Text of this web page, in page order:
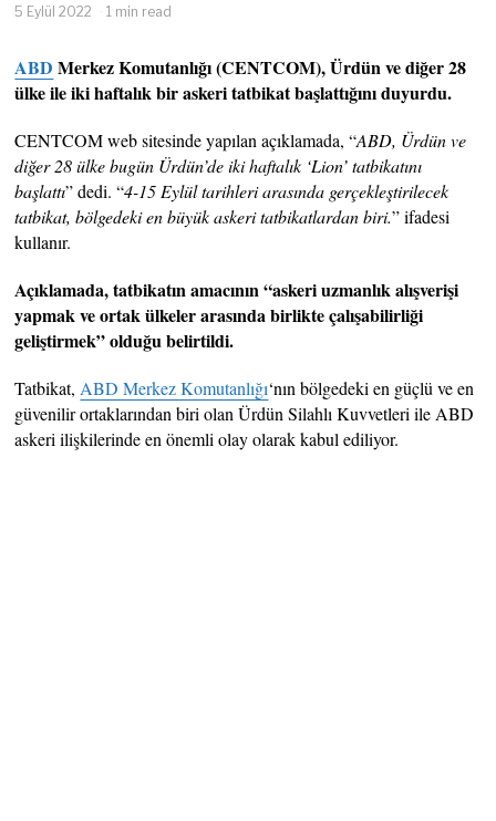
5 Eylül 2022 1 min read
ABD Merkez Komutanlığı (CENTCOM), Ürdün ve diğer 28
ülke ile iki haftalık bir askeri tatbikat başlattığını duyurdu.
CENTCOM web sitesinde yapılan açıklamada, “ABD, Ürdün ve
diğer 28 ülke bugün Ürdün’de iki haftalık ‘Lion’ tatbikatını
başlattı” dedi. “4-15 Eylül tarihleri ​​arasında gerçekleştirilecek
tatbikat, bölgedeki en büyük askeri tatbikatlardan biri.” ifadesi
kullanır.
Açıklamada, tatbikatın amacının “askeri uzmanlık alışverişi
yapmak ve ortak ülkeler arasında birlikte çalışabilirliği
geliştirmek” olduğu belirtildi.
Tatbikat,ABD Merkez Komutanlığı‘nın bölgedeki en güçlü ve en
güvenilir ortaklarından biri olan Ürdün Silahlı Kuvvetleri ile ABD
askeri ilişkilerinde en önemli olay olarak kabul ediliyor.